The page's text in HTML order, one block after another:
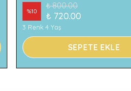
%10
₺ 800.00
₺ 720.00
3 Renk 4 Yaş
SEPETE EKLE